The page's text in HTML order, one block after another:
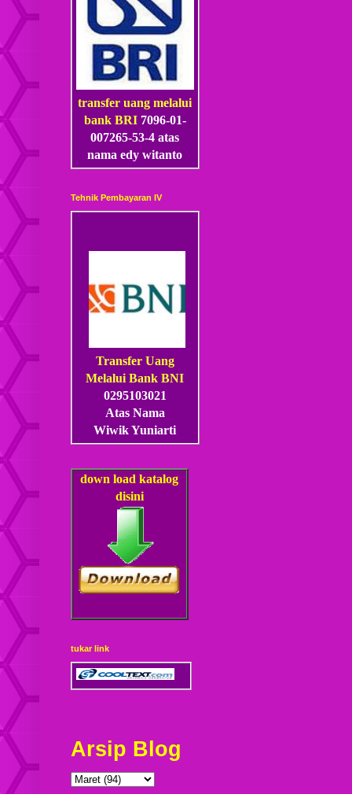
transfer uang melalui
bank BRI 7096-01-
007265-53-4 atas
nama edy witanto
Tehnik Pembayaran IV
Transfer Uang
Melalui Bank BNI
0295103021
Atas Nama
Wiwik Yuniarti
down load katalog
disini
tukar link
Arsip Blog